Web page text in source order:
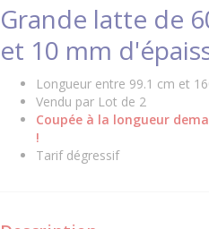
Grande latte de
et 10 mm
Longueur entre 99.1 cm et
Vendu par Lot de 2
Coupée à la longueur
!
Tarif dégressif